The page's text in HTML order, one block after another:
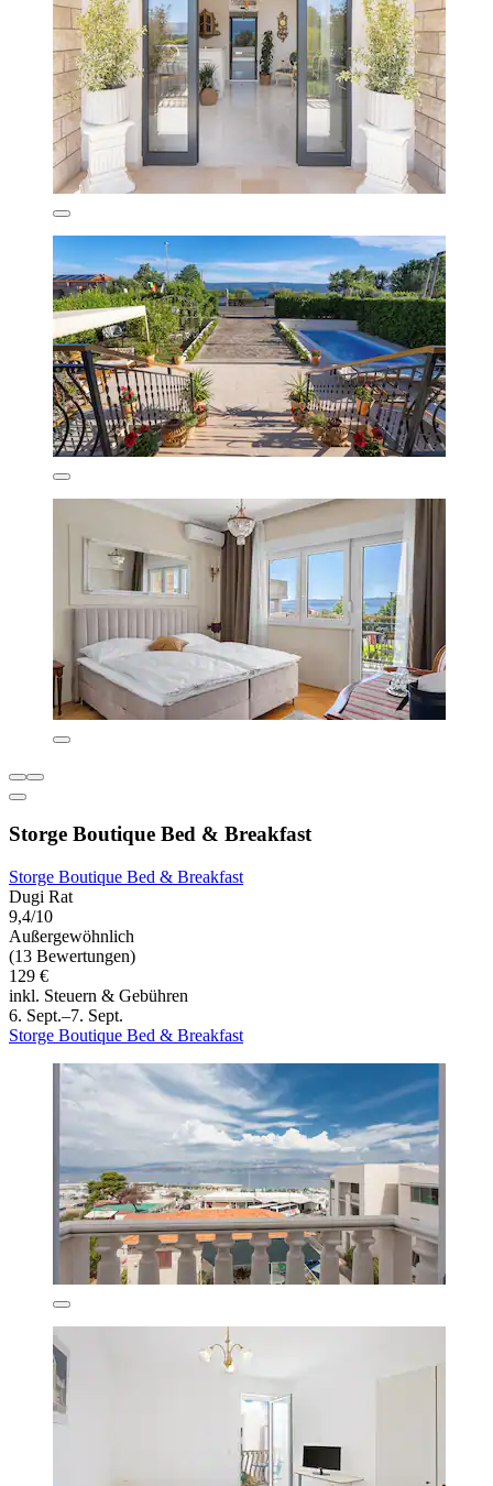
Storge Boutique Bed & Breakfast
Storge Boutique Bed & Breakfast
Dugi Rat
9,4/10
Außergewöhnlich
(13 Bewertungen)
129 €
inkl. Steuern & Gebühren
6. Sept.–7. Sept.
Storge Boutique Bed & Breakfast